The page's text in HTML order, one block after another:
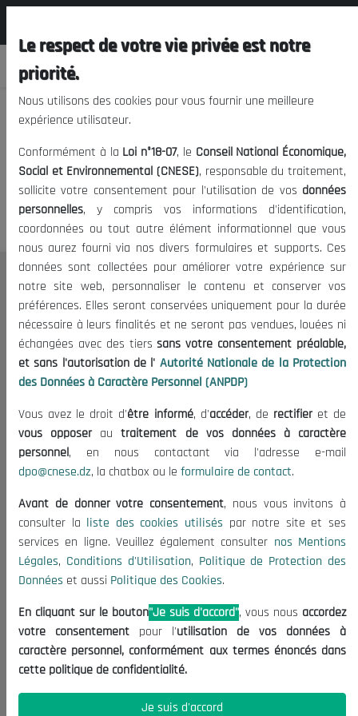
Nous vous prions de nous
excuser, mais l'accès à ce
contenu est restreint.
Le CNESE
A Propos
Le président
Organisation
Publications
Informations utiles
Appels d'offres et Consultations
Mentions Légales
Conditions d'Utilisation
Politique de Protection des Données
Politique des Cookies
Nous Contacter
(+213) 021 98 01 00|01|02
contact@cnese.dz
Suggestions ou Initiatives ?
Newsletter
dernières nouvelles.
Le respect de votre vie privée est notre
priorité.
Nous utilisons des cookies pour vous fournir une meilleure
expérience utilisateur.
Conformément à la Loi n°18-07, le Conseil National Économique,
Social et Environnemental (CNESE), responsable du traitement,
sollicite votre consentement pour l'utilisation de vos données
personnelles, y compris vos informations d'identification,
coordonnées ou tout autre élément informationnel que vous
nous aurez fourni via nos divers formulaires et supports. Ces
données sont collectées pour améliorer votre expérience sur
notre site web, personnaliser le contenu et conserver vos
préférences. Elles seront conservées uniquement pour la durée
nécessaire à leurs finalités et ne seront pas vendues, louées ni
échangées avec des tierssans votre consentement préalable,
et sans l'autorisation de l' Autorité Nationale de la Protection
des Données à Caractère Personnel (ANPDP)
Vous avez le droit d'être informé, d'accéder, de rectifieret de
vous opposerautraitement de vos données à caractère
personnel, en nous contactant via l'adresse e-mail
dpo@cnese.dz, la chatbox ou le formulaire de contact.
Avant de donner votre consentement, nous vous invitons à
consulter la liste des cookies utilisés par notre site et ses
services en ligne. Veuillez également consulter nos Mentions
Légales, Conditions d'Utilisation, Politique de Protection des
Données et aussi Politique des Cookies.
En cliquant sur le bouton"Je suis d'accord", vous nous accordez
votre consentement pour l'utilisation de vos données à
caractère personnel, conformément aux termes énoncés dans
cette politique de confidentialité.
Je suis d'accord